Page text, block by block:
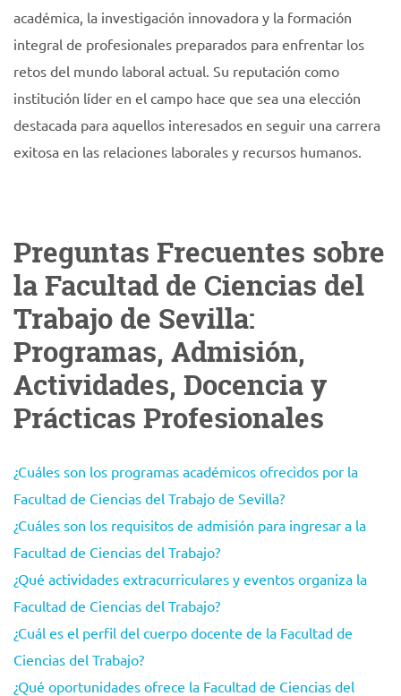
académica, la investigación innovadora y la formación
integral de profesionales preparados para enfrentar los
retos del mundo laboral actual. Su reputación como
institución líder en el campo hace que sea una elección
destacada para aquellos interesados en seguir una carrera
exitosa en las relaciones laborales y recursos humanos.
Preguntas Frecuentes sobre
la Facultad de Ciencias del
Trabajo de Sevilla:
Programas, Admisión,
Actividades, Docencia y
Prácticas Profesionales
¿Cuáles son los programas académicos ofrecidos por la
Facultad de Ciencias del Trabajo de Sevilla?
¿Cuáles son los requisitos de admisión para ingresar a la
Facultad de Ciencias del Trabajo?
¿Qué actividades extracurriculares y eventos organiza la
Facultad de Ciencias del Trabajo?
¿Cuál es el perfil del cuerpo docente de la Facultad de
Ciencias del Trabajo?
¿Qué oportunidades ofrece la Facultad de Ciencias del